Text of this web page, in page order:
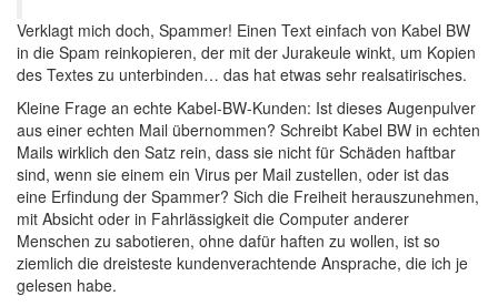
Verklagt mich doch, Spammer! Einen Text einfach von Kabel BW
in die Spam reinkopieren, der mit der Jurakeule winkt, um Kopien
des Textes zu unterbinden… das hat etwas sehr realsatirisches.
Kleine Frage an echte Kabel-BW-Kunden: Ist dieses Augenpulver
aus einer echten Mail übernommen? Schreibt Kabel BW in echten
Mails wirklich den Satz rein, dass sie nicht für Schäden haftbar
sind, wenn sie einem ein Virus per Mail zustellen, oder ist das
eine Erfindung der Spammer? Sich die Freiheit herauszunehmen,
mit Absicht oder in Fahrlässigkeit die Computer anderer
Menschen zu sabotieren, ohne dafür haften zu wollen, ist so
ziemlich die dreisteste kundenverachtende Ansprache, die ich je
gelesen habe.